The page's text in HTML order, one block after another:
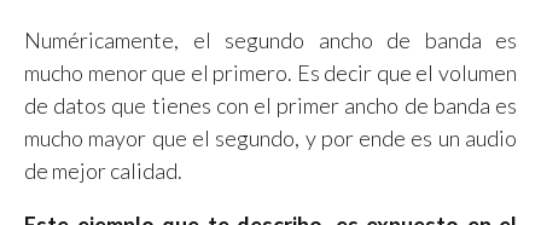
Numéricamente, el segundo ancho de banda es
mucho menor que el primero. Es decir que el volumen
de datos que tienes con el primer ancho de banda es
mucho mayor que el segundo, y por ende es un audio
de mejor calidad.